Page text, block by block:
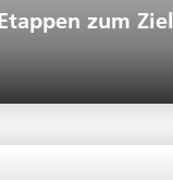
zum Ziel